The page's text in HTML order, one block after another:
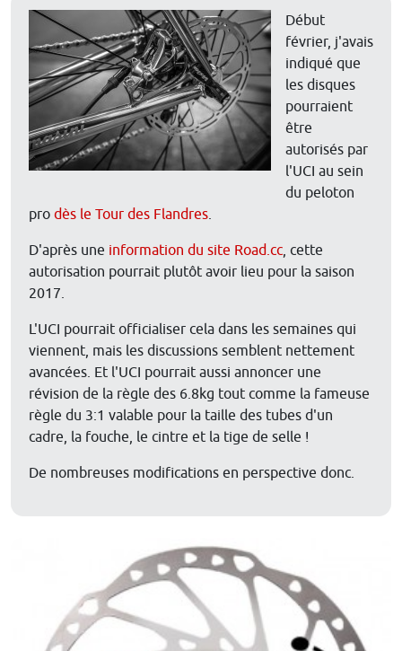
Début
février, j'avais
indiqué que
les disques
pourraient
être
autorisés par
l'UCI au sein
du peloton
pro dès le Tour des Flandres.
D'après une information du site Road.cc, cette
autorisation pourrait plutôt avoir lieu pour la saison
2017.
L'UCI pourrait officialiser cela dans les semaines qui
viennent, mais les discussions semblent nettement
avancées. Et l'UCI pourrait aussi annoncer une
révision de la règle des 6.8kg tout comme la fameuse
règle du 3:1 valable pour la taille des tubes d'un
cadre, la fouche, le cintre et la tige de selle !
De nombreuses modifications en perspective donc.